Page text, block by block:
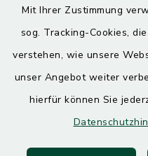
Mit Ihrer Zustimmung
sog. Tracking-Cookies,
verstehen, wie unsere
unser Angebot weiter
hierfür können Sie
Donnerstag
7.30 – 12.00 Uhr
13.00 – 17.30 Uhr
Quicklinks